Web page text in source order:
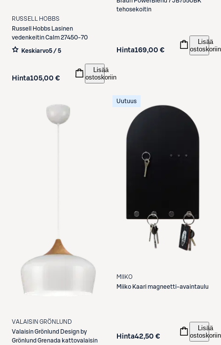
RUSSELL HOBBS
Russell Hobbs Lasinen
vedenkeitin Calm 27450-70
Keskiarvo5 / 5
Hinta105,00 €
Lisää
ostoskoriin
tehosekoitin
Hinta169,00 €
Lisää
ostoskoriin
VALAISIN GRÖNLUND
Valaisin Grönlund Design by
Grönlund Grenada kattovalaisin
Uutuus
MIIKO
Miiko Kaari magneetti-avaintaulu
Hinta42,50 €
Lisää
ostoskoriin